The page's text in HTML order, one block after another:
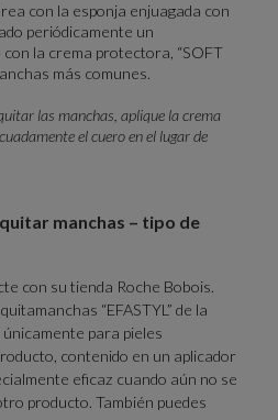
con la esponja enjuagada con
periódicamente un
la crema protectora, “SOFT
más comunes.
las manchas, aplique la crema
el cuero en el lugar de
manchas – tipo de
con su tienda Roche Bobois.
“EFASTYL” de la
para pieles
contenido en un aplicador
eficaz cuando aún no se
producto. También puedes